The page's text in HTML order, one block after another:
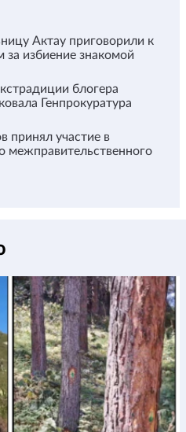
Актау приговорили к
избиение знакомой
блогера
Генпрокуратура
принял участие в
межправительственного